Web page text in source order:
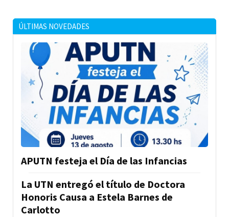
ÚLTIMAS NOVEDADES
APUTN festeja el Día de las Infancias
La UTN entregó el título de Doctora
Honoris Causa a Estela Barnes de
Carlotto